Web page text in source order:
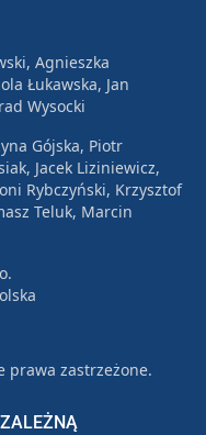
Agnieszka
Łukawska, Jan
Wysocki
Gójska, Piotr
Jacek Liziniewicz,
Rybczyński, Krzysztof
Teluk, Marcin
prawa zastrzeżone.
prywatności